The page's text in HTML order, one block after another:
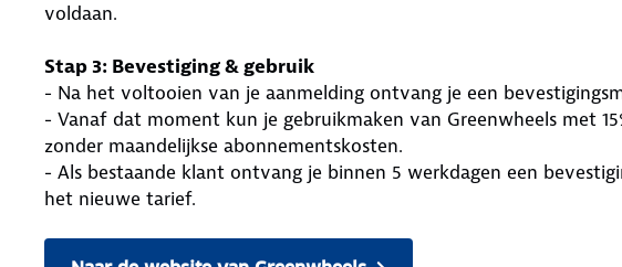
voldaan.
Stap 3: Bevestiging & gebruik
- Na het voltooien van je aanmelding ontvang je een
- Vanaf dat moment kun je gebruikmaken van Greenwheels met
zonder maandelijkse abonnementskosten.
- Als bestaande klant ontvang je binnen 5 werkdagen een
het nieuwe tarief.